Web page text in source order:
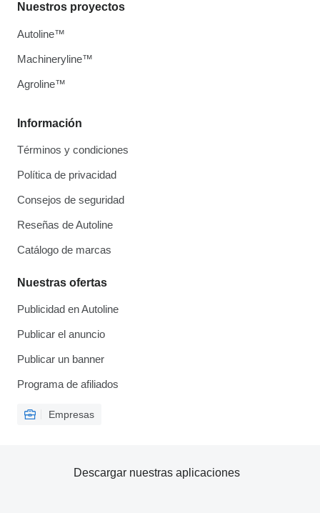
Información
Términos y condiciones
Política de privacidad
Consejos de seguridad
Reseñas de Autoline
Catálogo de marcas
Nuestras ofertas
Publicidad en Autoline
Publicar el anuncio
Publicar un banner
Programa de afiliados
Empresas
Nuestros proyectos
Autoline™
Machineryline™
Agroline™
Descargar nuestras aplicaciones